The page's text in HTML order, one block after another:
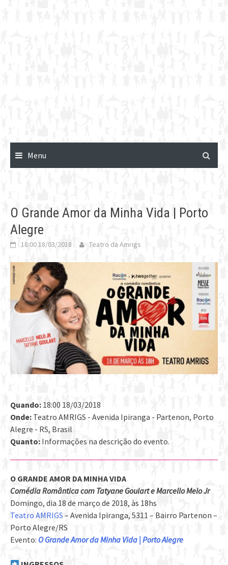
Menu
O Grande Amor da Minha Vida | Porto
Alegre
18:00 18/03/2018 Teatro da Amrigs
Quando: 18:00 18/03/2018
Onde: Teatro AMRIGS - Avenida Ipiranga - Partenon, Porto
Alegre - RS, Brasil
Quanto: Informações na descrição do evento.
O GRANDE AMOR DA MINHA VIDA
Comédia Romântica com Tatyane Goulart e Marcello Melo Jr
Domingo, dia 18 de março de 2018, às 18hs
Teatro AMRIGS – Avenida Ipiranga, 5311 – Bairro Partenon –
Porto Alegre/RS
Evento: O Grande Amor da Minha Vida | Porto Alegre